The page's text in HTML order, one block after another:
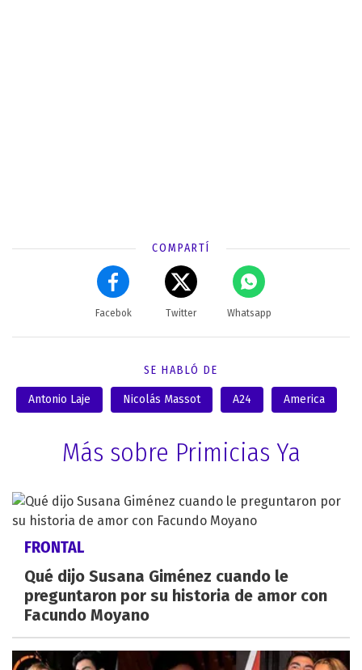
COMPARTÍ
Facebok Twitter Whatsapp
SE HABLÓ DE
Antonio Laje Nicolás Massot A24 America
Más sobre Primicias Ya
FRONTAL
Qué dijo Susana Giménez cuando le
preguntaron por su historia de amor con
Facundo Moyano